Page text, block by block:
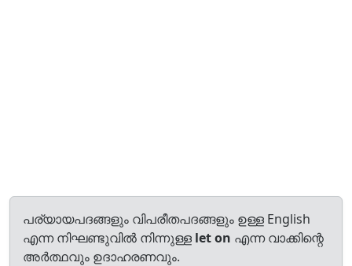
പര്യായപദങ്ങളും വിപരീതപദങ്ങളും ഉള്ള English
എന്ന നിഘണ്ടുവിൽ നിന്നുള്ള let on എന്ന വാക്കിന്റെ
അർത്ഥവും ഉദാഹരണവും.